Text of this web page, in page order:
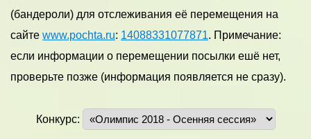
(бандероли) для отслеживания её перемещения на
сайте www.pochta.ru: 14088331077871. Примечание:
если информации о перемещении посылки ешё нет,
проверьте позже (информация появляется не сразу).
Конкурс: